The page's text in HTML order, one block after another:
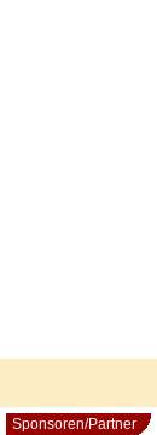
Sponsoren/Partner